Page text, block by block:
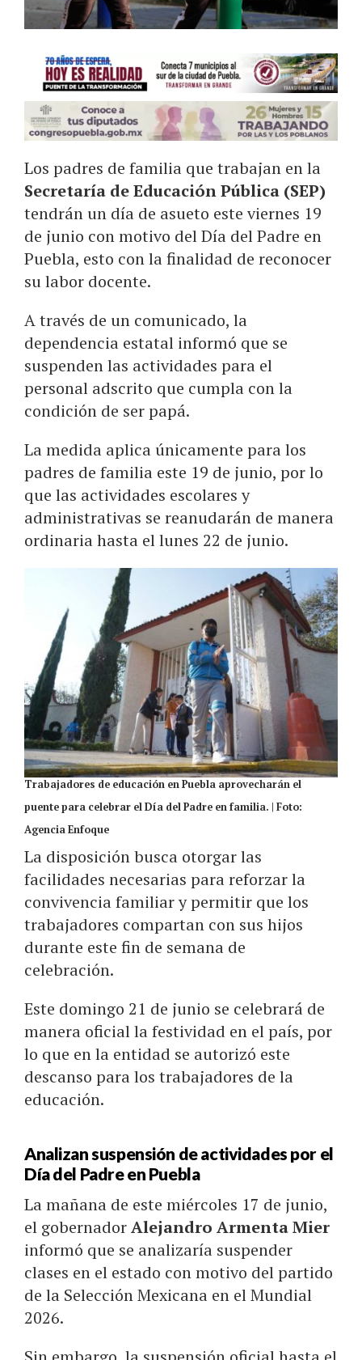
Los padres de familia que trabajan en la
Secretaría de Educación Pública (SEP)
tendrán un día de asueto este viernes 19
de junio con motivo del Día del Padre en
Puebla, esto con la finalidad de reconocer
su labor docente.
A través de un comunicado, la
dependencia estatal informó que se
suspenden las actividades para el
personal adscrito que cumpla con la
condición de ser papá.
La medida aplica únicamente para los
padres de familia este 19 de junio, por lo
que las actividades escolares y
administrativas se reanudarán de manera
ordinaria hasta el lunes 22 de junio.
Trabajadores de educación en Puebla aprovecharán el
puente para celebrar el Día del Padre en familia. | Foto:
Agencia Enfoque
La disposición busca otorgar las
facilidades necesarias para reforzar la
convivencia familiar y permitir que los
trabajadores compartan con sus hijos
durante este fin de semana de
celebración.
Este domingo 21 de junio se celebrará de
manera oficial la festividad en el país, por
lo que en la entidad se autorizó este
descanso para los trabajadores de la
educación.
Analizan suspensión de actividades por el
Día del Padre en Puebla
La mañana de este miércoles 17 de junio,
el gobernadorAlejandro Armenta Mier
informó que se analizaría suspender
clases en el estado con motivo del partido
de la Selección Mexicana en el Mundial
2026.